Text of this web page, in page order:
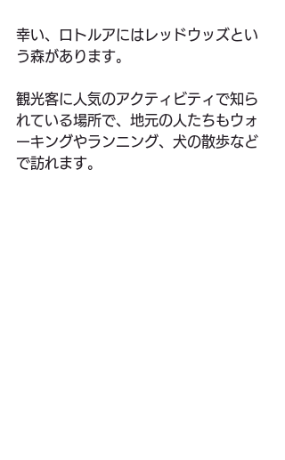
幸い、ロトルアにはレッドウッズとい
う森があります。
観光客に人気のアクティビティで知ら
れている場所で、地元の人たちもウォ
ーキングやランニング、犬の散歩など
で訪れます。